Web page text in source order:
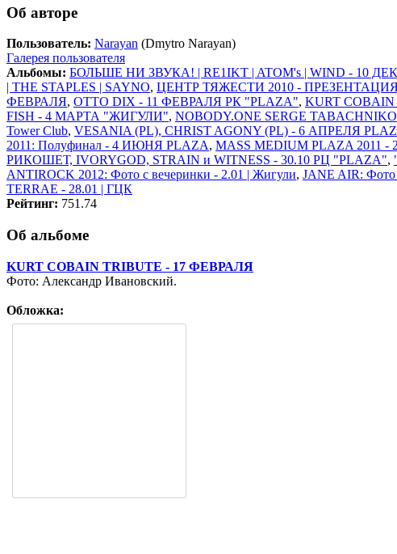
Об авторе
Пользователь: Narayan (Dmytro Narayan)
Галерея пользователя
Альбомы: БОЛЬШЕ НИ ЗВУКА! | RE1IKT | ATOM's | WIND - 10
| THE STAPLES | SAYNO, ЦЕНТР ТЯЖЕСТИ 2010 -
ФЕВРАЛЯ, OTTO DIX - 11 ФЕВРАЛЯ РК "PLAZA", KURT
FISH - 4 МАРТА "ЖИГУЛИ", NOBODY.ONE SERGE
Tower Club, VESANIA (PL), CHRIST AGONY (PL) - 6 АПРЕЛЯ
2011: Полуфинал - 4 ИЮНЯ PLAZA, MASS MEDIUM PLAZA 2011
РИКОШЕТ, IVORYGOD, STRAIN и WITNESS - 30.10 РЦ "PLAZA",
ANTIROCK 2012: Фото с вечеринки - 2.01 | Жигули, JANE AIR:
TERRAE - 28.01 | ГЦК
Рейтинг: 751.74
Об альбоме
KURT COBAIN TRIBUTE - 17 ФЕВРАЛЯ
Фото: Александр Ивановский.
Обложка: